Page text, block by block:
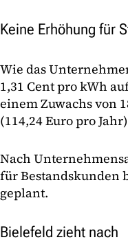
Keine Erhöhung für
Wie das
1,31 Cent pro kWh
einem Zuwachs von
(114,24 Euro pro
Nach
für Bestandskunden
geplant.
Bielefeld zieht nach